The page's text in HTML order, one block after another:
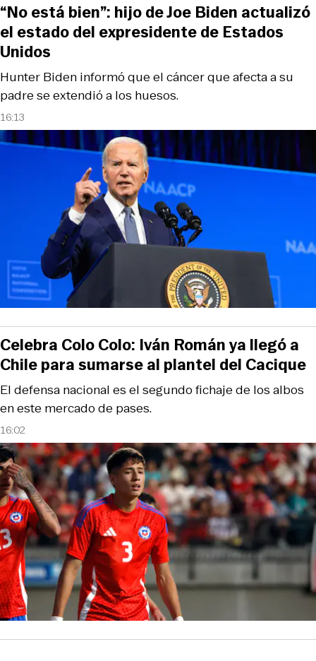
16:13
Hunter Biden informó que el cáncer que afecta a su
padre se extendió a los huesos.
“No está bien”: hijo de Joe Biden actualizó
el estado del expresidente de Estados
Unidos
16:02
El defensa nacional es el segundo fichaje de los albos
en este mercado de pases.
Celebra Colo Colo: Iván Román ya llegó a
Chile para sumarse al plantel del Cacique